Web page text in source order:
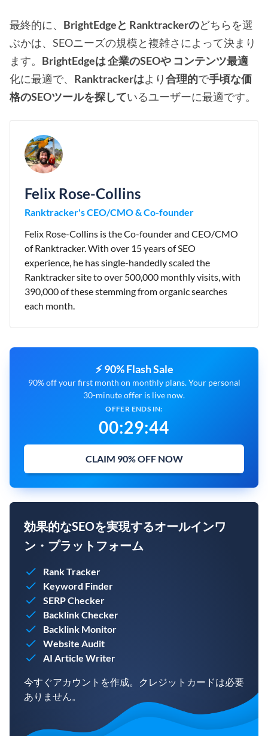
最終的に、 BrightEdgeと Ranktrackerのどちらを選
ぶかは、SEOニーズの規模と複雑さによって決まり
ます。 BrightEdgeは企業のSEOや コンテンツ最適
化に最適で、 Ranktrackerはより合理的で手頃な価
格のSEOツールを探しているユーザーに最適です。
Felix Rose-Collins
Ranktracker's CEO/CMO & Co-founder
Felix Rose-Collins is the Co-founder and CEO/CMO
of Ranktracker. With over 15 years of SEO
experience, he has single-handedly scaled the
Ranktracker site to over 500,000 monthly visits, with
390,000 of these stemming from organic searches
each month.
⚡ 90% Flash Sale
90% off your first month on monthly plans. Your personal
30-minute offer is live now.
OFFER ENDS IN:
00:29:43
CLAIM 90% OFF NOW
効果的なSEOを実現するオールインワ
ン・プラットフォーム
Rank Tracker
Keyword Finder
SERP Checker
Backlink Checker
Backlink Monitor
Website Audit
AI Article Writer
今すぐアカウントを作成。クレジットカードは必要
ありません。